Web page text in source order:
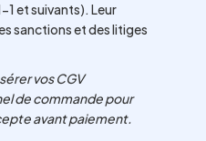
1 et suivants). Leur
sanctions et des litiges
vos CGV
de commande pour
avant paiement.